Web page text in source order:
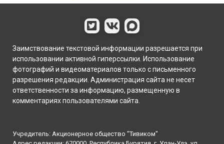
Заимствование текстовой информации разрешается при
использовании активной гиперссылки. Использование
фотографий и видеоматериалов только с письменного
разрешения редакции. Администрация сайта не несет
ответственности за информацию, размещенную в
комментариях пользователями сайта.
Учредитель: Акционерное общество "Тивиком"